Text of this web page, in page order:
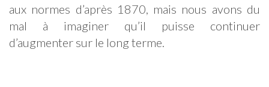
aux normes d’après 1870, mais nous avons du
mal à imaginer qu’il puisse continuer
d’augmenter sur le long terme.